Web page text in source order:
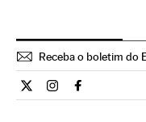
Receba o boletim do
Internacional El País
Internacional El